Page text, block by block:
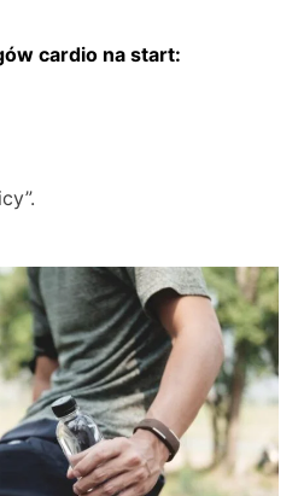
cardio na start: